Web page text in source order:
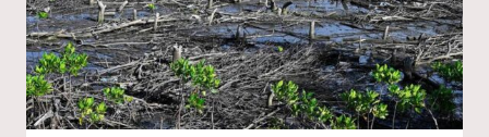
TOUT
AU
LONG
DE
LA